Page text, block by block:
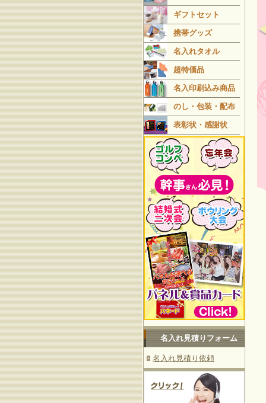
ギフトセット
携帯グッズ
名入れタオル
超特価品
名入印刷込み商品
のし・包装・配布
表彰状・感謝状
名入れ見積りフォーム
名入れ見積り依頼